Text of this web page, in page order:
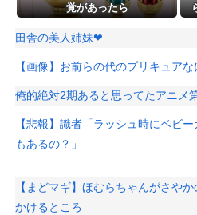
覚があったら
田舎の美人姉妹❤
【画像】お前らの代のプリキュア
俺的絶対2期あると思ってたアニメ
【悲報】識者「ラッシュ時にベビ
もあるの？」
【まどマギ】ほむらちゃんがさや
かけるところ